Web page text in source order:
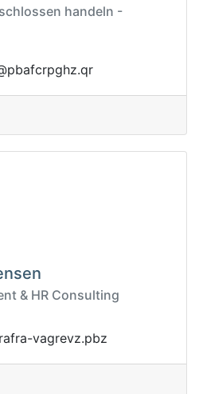
handeln -
rq.zhgprcf
& HR Consulting
zbp.zverg